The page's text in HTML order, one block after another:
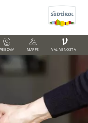
MAPPS
V
VAL VENOSTA